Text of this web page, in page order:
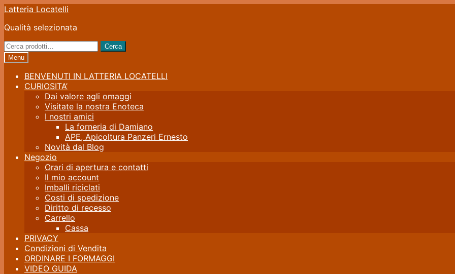
Vai
navigazione
Vai
contenuto
Latteria Locatelli
Qualità selezionata
Cerca:
Cerca
Menu
BENVENUTI IN LATTERIA LOCATELLI
CURIOSITA’
Dai valore agli omaggi
Visitate la nostra Enoteca
I nostri amici
La forneria di Damiano
APE, Apicoltura Panzeri Ernesto
Novità dal Blog
Negozio
Orari di apertura e contatti
Il mio account
Imballi riciclati
Costi di spedizione
Diritto di recesso
Carrello
Cassa
PRIVACY
Condizioni di Vendita
ORDINARE I FORMAGGI
VIDEO GUIDA